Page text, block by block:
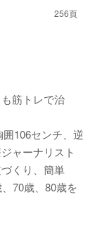
256頁
筋トレで治
106センチ、逆
ャーナリスト
くり、簡単
70歳、80歳を